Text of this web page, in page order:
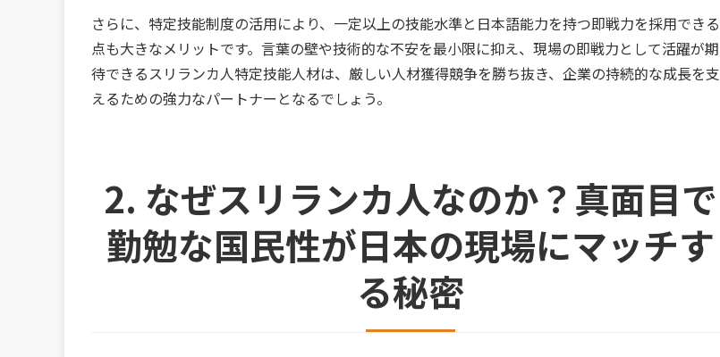
さらに、特定技能制度の活用により、一定以上の技能水準と日本語能力を持つ即戦力を採用できる
点も大きなメリットです。言葉の壁や技術的な不安を最小限に抑え、現場の即戦力として活躍が期
待できるスリランカ人特定技能人材は、厳しい人材獲得競争を勝ち抜き、企業の持続的な成長を支
えるための強力なパートナーとなるでしょう。
2. なぜスリランカ人なのか？真面目で
勤勉な国民性が日本の現場にマッチす
る秘密